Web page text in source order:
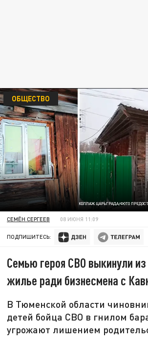
КОЛЛАЖ ЦАРЬГРАДА/ФОТО
ОБЩЕСТВО
СЕМЁН СЕРГЕЕВ 08 ИЮНЯ 11:09
ПОДПИШИТЕСЬ:
Семью героя СВО выкинули из
жилье ради бизнесмена с
В Тюменской области
детей бойца СВО в гнилом
угрожают лишением